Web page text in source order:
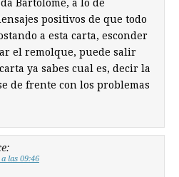
Bartolome, a lo de
positivos de que todo
a esta carta, esconder
el remolque, puede salir
ya sabes cual es, decir la
de frente con los problemas
las 09:46